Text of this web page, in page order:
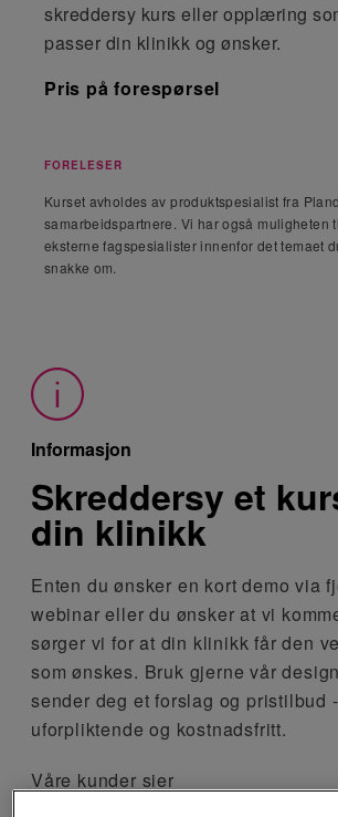
skreddersy kurs eller opplæring
passer din klinikk og ønsker.
Pris på forespørsel
FORELESER
Kurset avholdes av produktspesialist fra
samarbeidspartnere. Vi har også muligheten
eksterne fagspesialister innenfor det temaet
snakke om.
Informasjon
Skreddersy et
din klinikk
Enten du ønsker en kort demo via
webinar eller du ønsker at vi
sørger vi for at din klinikk får den
som ønskes. Bruk gjerne vår
sender deg et forslag og pristilbud
uforpliktende og kostnadsfritt.
Våre kunder sier